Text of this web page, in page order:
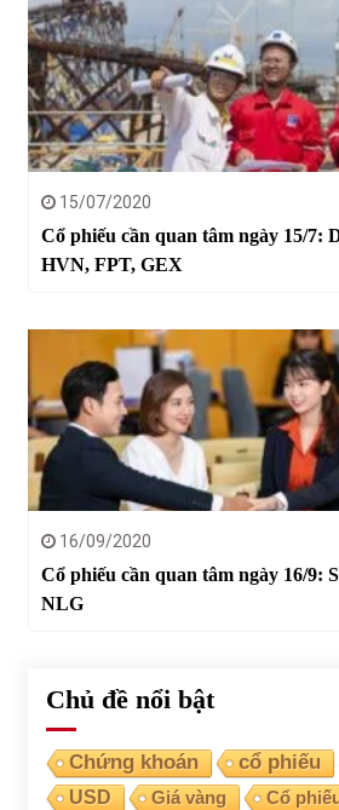
15/07/2020
Cổ phiếu cần quan tâm ngày 15/7:
HVN, FPT, GEX
16/09/2020
Cổ phiếu cần quan tâm ngày 16/9:
NLG
Chủ đề nổi bật
Chứng khoán cổ phiếu
USD
Giá vàng Cổ